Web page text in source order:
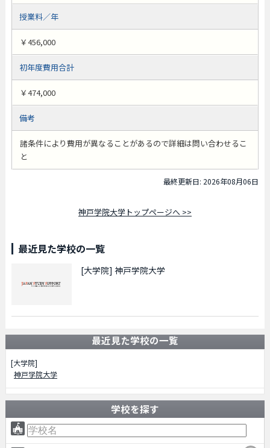
授業料／年
￥456,000
初年度費用合計
￥474,000
備考
諸条件により費用が異なることがあるので詳細は問い合わせるこ
と
最終更新日: 2026年08月06日
神戸学院大学トップページへ >>
最近見た学校の一覧
[大学院] 神戸学院大学
最近見た学校の一覧
[大学院]
神戸学院大学
学校を探す